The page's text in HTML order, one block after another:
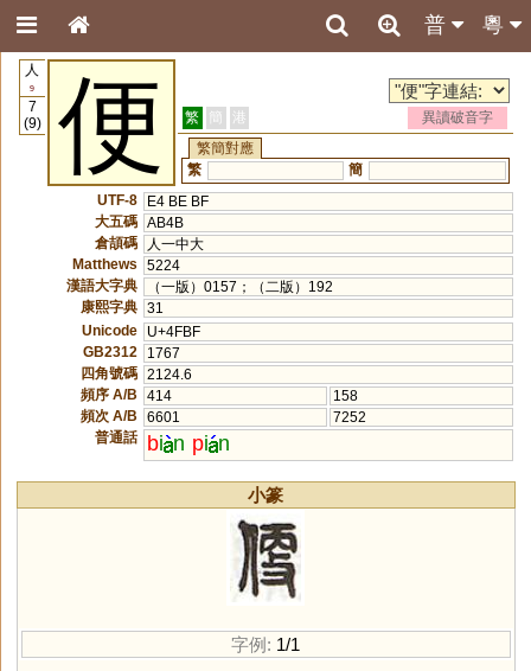
粵
普
人
9
7
(9)
便 繁 簡 港
異讀破音字
繁簡對應
繁
簡
UTF-8
E4 BE BF
大五碼 AB4B
倉頡碼
人一中大
Matthews
5224
漢語大字典
（一版）0157；（二版）192
康熙字典 31
Unicode
U+4FBF
GB2312
1767
四角號碼 2124.6
頻序 A/B
414
158
頻次 A/B
6601
7252
普通話
bi n pi n
小篆
字例: 1/1